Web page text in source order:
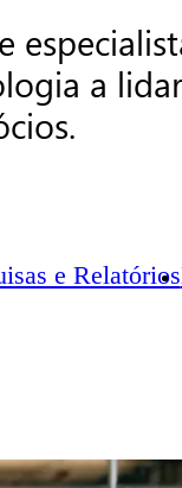
a
e Relatórios